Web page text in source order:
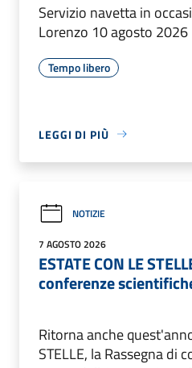
Servizio navetta in
Lorenzo 10 agosto 2026
Tempo libero
LEGGI DI PIÙ
NOTIZIE
7 AGOSTO 2026
ESTATE CON LE
conferenze
Ritorna anche
STELLE, la Rassegna di